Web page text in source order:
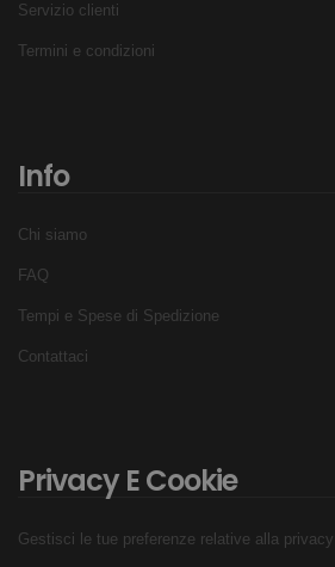
Servizio clienti
Termini e condizioni
Info
Chi siamo
FAQ
Tempi e Spese di Spedizione
Contattaci
Privacy E Cookie
Gestisci le tue preferenze relative alla privacy